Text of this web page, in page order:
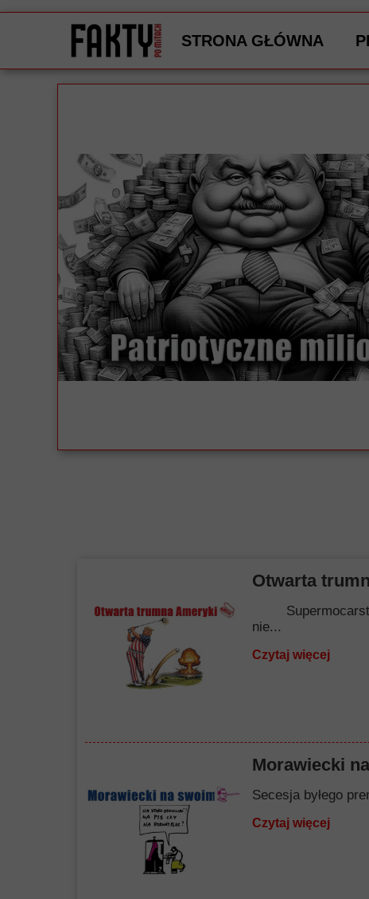
Otwarta
nie...
Czytaj więcej
Morawiecki
Secesja byłego
Czytaj więcej
STRONA GŁÓWNA